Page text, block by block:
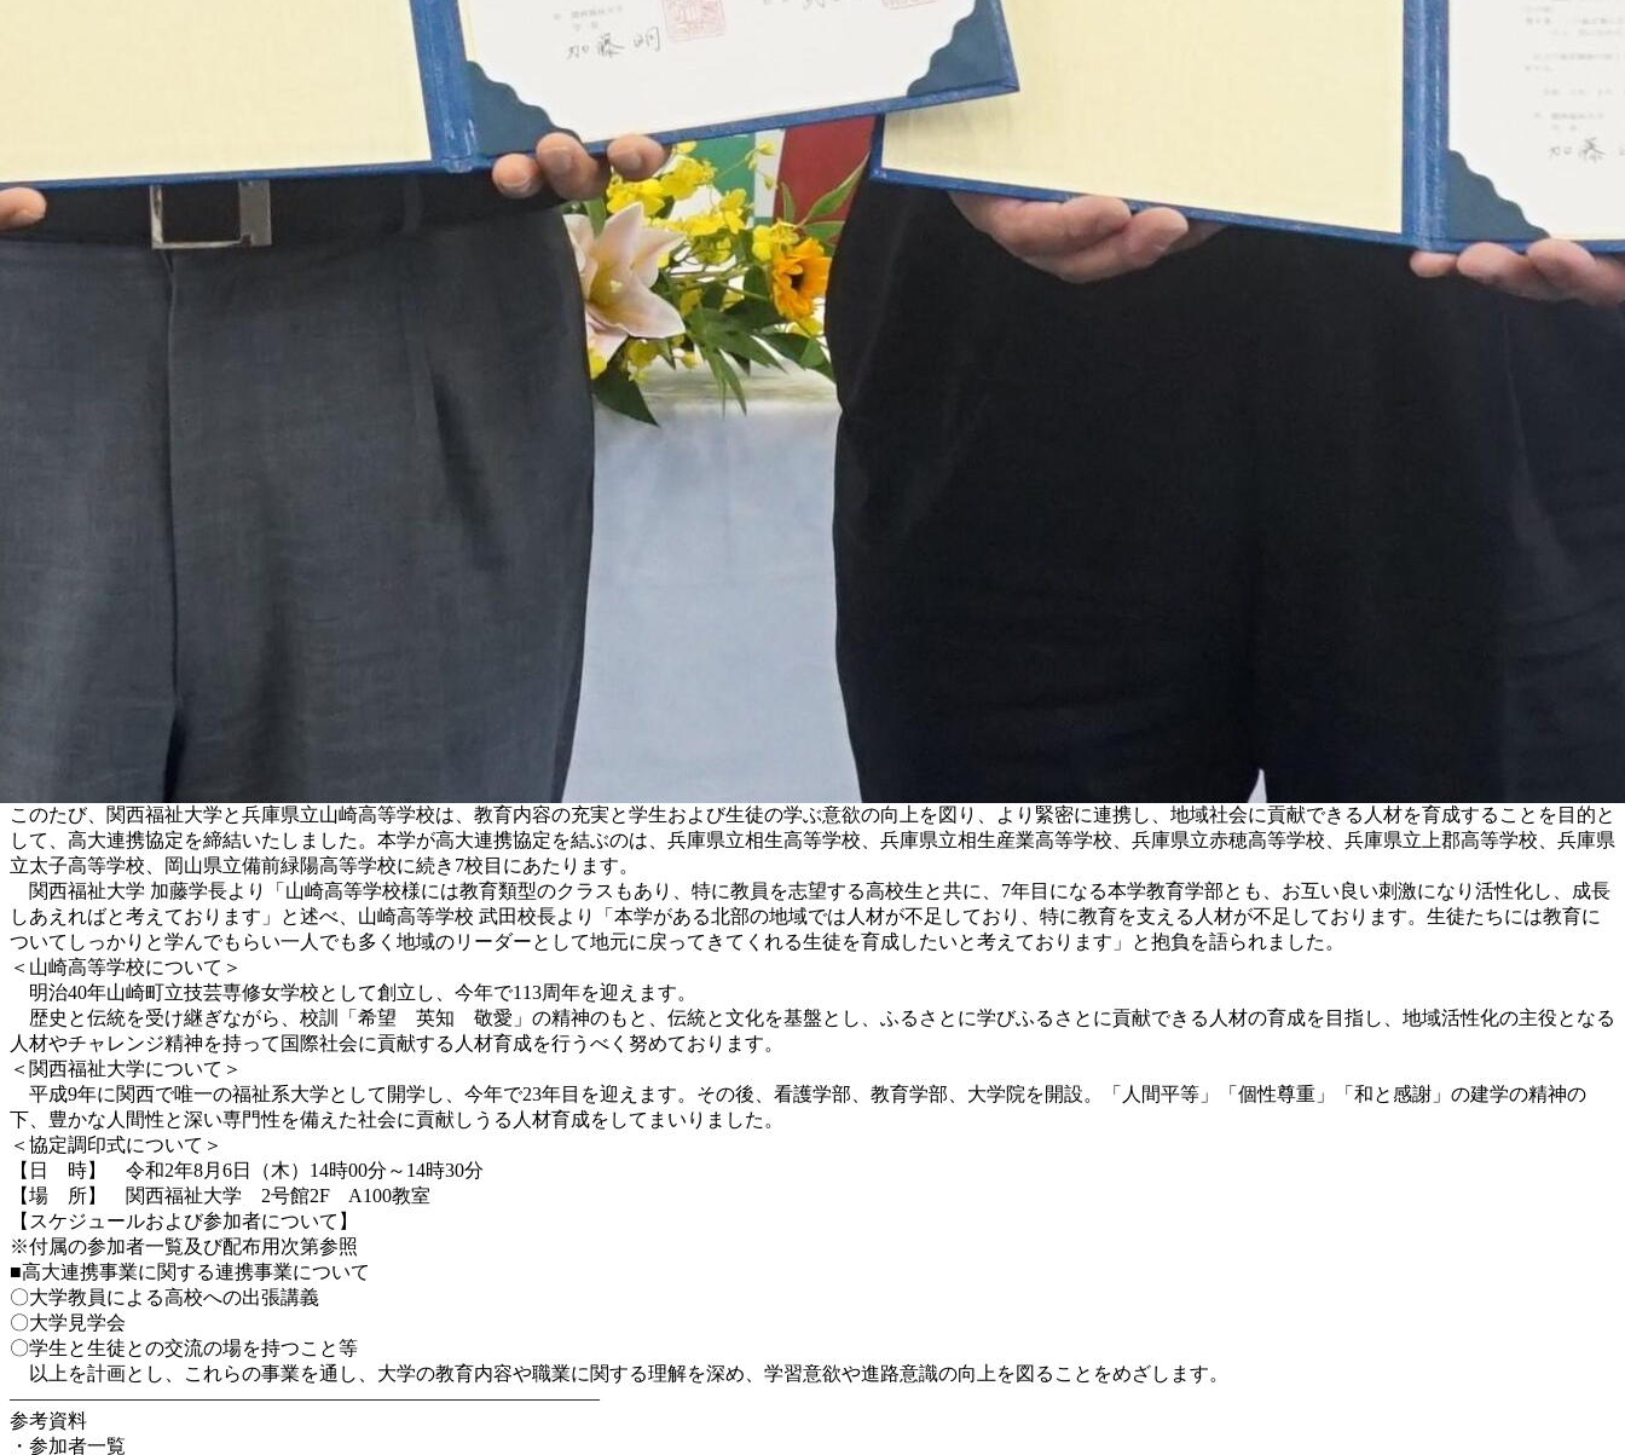
このたび、関西福祉大学と兵庫県立山崎高等学校は、教育内容の充実と学生および生徒の学ぶ意欲の向上を図り、より緊密に連携し、地域社会に貢献できる人材を育成することを目的と
して、高大連携協定を締結いたしました。本学が高大連携協定を結ぶのは、兵庫県立相生高等学校、兵庫県立相生産業高等学校、兵庫県立赤穂高等学校、兵庫県立上郡高等学校、兵庫県
立太子高等学校、岡山県立備前緑陽高等学校に続き7校目にあたります。
関西福祉大学 加藤学長より「山崎高等学校様には教育類型のクラスもあり、特に教員を志望する高校生と共に、7年目になる本学教育学部とも、お互い良い刺激になり活性化し、成長
しあえればと考えております」と述べ、山崎高等学校 武田校長より「本学がある北部の地域では人材が不足しており、特に教育を支える人材が不足しております。生徒たちには教育に
ついてしっかりと学んでもらい一人でも多く地域のリーダーとして地元に戻ってきてくれる生徒を育成したいと考えております」と抱負を語られました。
＜山崎高等学校について＞
明治40年山崎町立技芸専修女学校として創立し、今年で113周年を迎えます。
歴史と伝統を受け継ぎながら、校訓「希望 英知 敬愛」の精神のもと、伝統と文化を基盤とし、ふるさとに学びふるさとに貢献できる人材の育成を目指し、地域活性化の主役となる
人材やチャレンジ精神を持って国際社会に貢献する人材育成を行うべく努めております。
＜関西福祉大学について＞
平成9年に関西で唯一の福祉系大学として開学し、今年で23年目を迎えます。その後、看護学部、教育学部、大学院を開設。「人間平等」「個性尊重」「和と感謝」の建学の精神の
下、豊かな人間性と深い専門性を備えた社会に貢献しうる人材育成をしてまいりました。
＜協定調印式について＞
【日 時】 令和2年8月6日（木）14時00分～14時30分
【場 所】 関西福祉大学 2号館2F A100教室
【スケジュールおよび参加者について】
※付属の参加者一覧及び配布用次第参照
■高大連携事業に関する連携事業について
〇大学教員による高校への出張講義
〇大学見学会
〇学生と生徒との交流の場を持つこと等
以上を計画とし、これらの事業を通し、大学の教育内容や職業に関する理解を深め、学習意欲や進路意識の向上を図ることをめざします。
——————————————————————————————–
参考資料
・参加者一覧